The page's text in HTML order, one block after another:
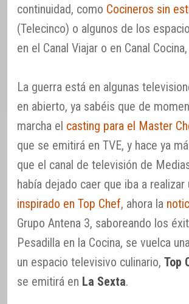
continuidad, como Cocineros sin
(Telecinco) o algunos de los
en el Canal Viajar o en Canal
La guerra está en algunas
en abierto, ya sabéis que de
marcha el casting para el Master
que se emitirá en TVE, y hace ya
que el canal de televisión de
había dejado caer que iba a realizar
inspirado en Top Chef, ahora la
Grupo Antena 3, saboreando los
Pesadilla en la Cocina, se vuelca
un espacio televisivo culinario, Top
se emitirá en La Sexta.